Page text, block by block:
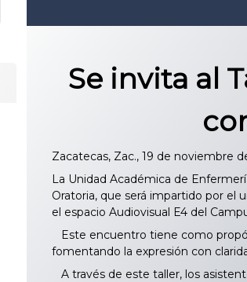
Se invita al
Zacatecas, Zac., 19 de noviembre
La Unidad Académica de
Oratoria, que será impartido por el
el espacio Audiovisual E4 del
Este encuentro tiene como
fomentando la expresión con
A través de este taller, los